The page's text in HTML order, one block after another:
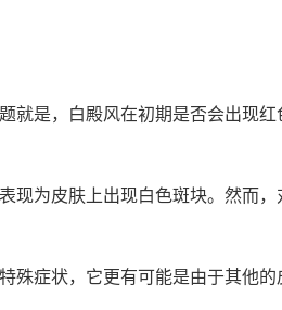
是，白殿风在初期是否会出现红
为皮肤上出现白色斑块。然而，
症状，它更有可能是由于其他的